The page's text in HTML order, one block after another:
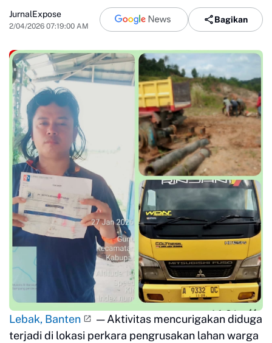
JurnalExpose
2/04/2026 07:19:00 AM
Bagikan
Lebak, Banten
— Aktivitas mencurigakan diduga
terjadi di lokasi perkara pengrusakan lahan warga